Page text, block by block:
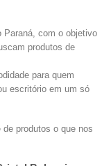
Paraná, com o objetivo
produtos de
para quem
escritório em um só
produtos o que nos